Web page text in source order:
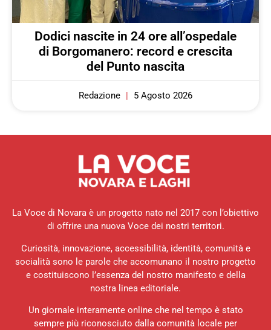
Dodici nascite in 24 ore all’ospedale
di Borgomanero: record e crescita
del Punto nascita
Redazione 5 Agosto 2026
La Voce di Novara è un progetto nato nel 2017 con l’obiettivo
di offrire una nuova Voce dei nostri territori.
Curiosità, innovazione, accessibilità, identità, comunità e
socialità sono le parole che accomunano il nostro progetto
e costituiscono l’essenza del nostro manifesto e della
nostra linea editoriale.
Un giornale interamente online che nel tempo è stato
sempre più riconosciuto dalla comunità locale per